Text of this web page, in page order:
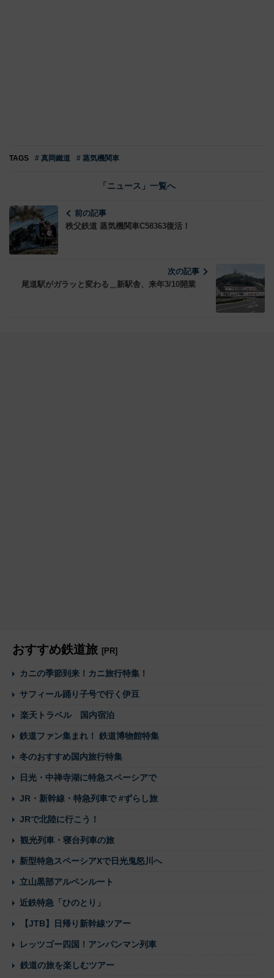
TAGS # 真岡鐵道 # 蒸気機関車
「ニュース」一覧へ
前の記事
秩父鉄道 蒸気機関車C58363復活！
次の記事
尾道駅がガラッと変わる＿新駅舎、来年3/10開業
おすすめ鉄道旅 [PR]
カニの季節到来！カニ旅行特集！
サフィール踊り子号で行く伊豆
楽天トラベル 国内宿泊
鉄道ファン集まれ！ 鉄道博物館特集
冬のおすすめ国内旅行特集
日光・中禅寺湖に特急スペーシアで
JR・新幹線・特急列車で #ずらし旅
JRで北陸に行こう！
観光列車・寝台列車の旅
新型特急スペーシアXで日光鬼怒川へ
立山黒部アルペンルート
近鉄特急「ひのとり」
【JTB】日帰り新幹線ツアー
レッツゴー四国！アンパンマン列車
鉄道の旅を楽しむツアー